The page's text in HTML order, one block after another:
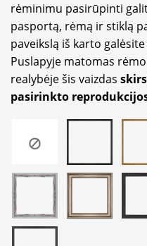
rėminimu pasirūpinti
pasportą, rėmą ir stiklą
paveikslą iš karto
Puslapyje matomas rėmo
realybėje šis vaizdas
pasirinkto